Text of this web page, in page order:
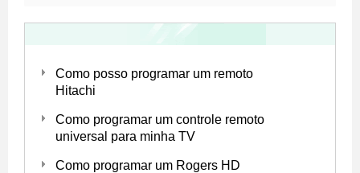
Como posso programar um remoto
Hitachi
Como programar um controle remoto
universal para minha TV
Como programar um Rogers HD